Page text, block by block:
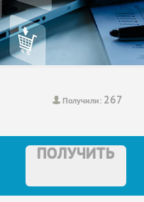
Получили: 267
ПОЛУЧИТЬ